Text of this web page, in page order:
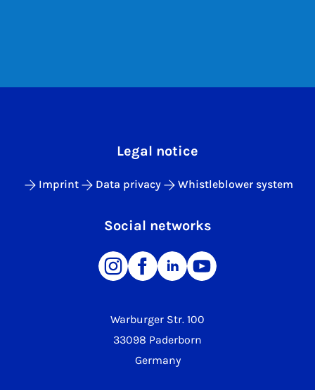
Warburger Str. 100
33098 Paderborn
Germany
Legal notice
Imprint Data privacy Whistleblower system
Social networks